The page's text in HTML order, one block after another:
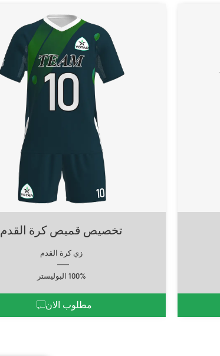
تخصيص قميص كرة القدم
زي كرة القدم
100% البوليستر
مطلوب الان